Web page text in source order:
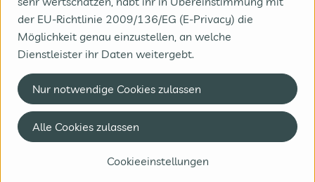
der EU-Richtlinie 2009/136/EG (E-Privacy) die
Möglichkeit genau einzustellen, an welche
Dienstleister ihr Daten weitergebt.
Cookieeinstellungen
Nur notwendige Cookies zulassen
Alle Cookies zulassen